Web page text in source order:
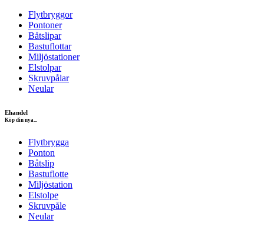
Flytbryggor
Pontoner
Båtslipar
Bastuflottar
Miljöstationer
Elstolpar
Skruvpålar
Neular
Ehandel
Köp din nya...
Flytbrygga
Ponton
Båtslip
Bastuflotte
Miljöstation
Elstolpe
Skruvpåle
Neular